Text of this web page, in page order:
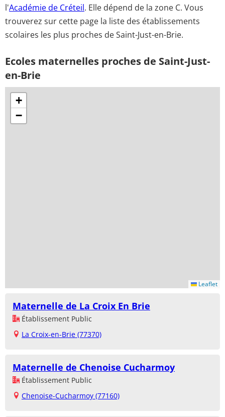
l'Académie de Créteil. Elle dépend de la zone C. Vous
trouverez sur cette page la liste des établissements
scolaires les plus proches de Saint-Just-en-Brie.
Ecoles maternelles proches de Saint-Just-
en-Brie
+
−
Leaflet
Maternelle de La Croix En Brie
Établissement Public
La Croix-en-Brie (77370)
Maternelle de Chenoise Cucharmoy
Établissement Public
Chenoise-Cucharmoy (77160)